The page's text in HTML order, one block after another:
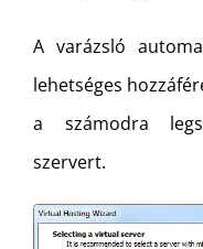
A varázsló
lehetséges
a számodra
szervert.